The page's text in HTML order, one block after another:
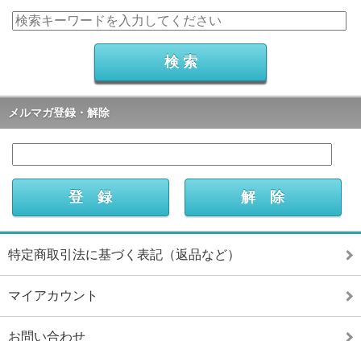
メルマガ登録・解除
特定商取引法に基づく表記（返品など）
マイアカウント
お問い合わせ